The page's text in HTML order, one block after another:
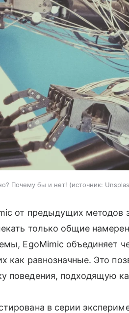
Почему бы и нет! источник:
от предыдущих методов
только общие
EgoMimic объединяет
как равнозначные. Это
поведения, подходящую
в серии